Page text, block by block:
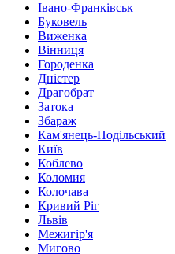
Івано-Франківськ
Буковель
Виженка
Вінниця
Городенка
Дністер
Драгобрат
Затока
Збараж
Кам'янець-Подільський
Київ
Коблево
Коломия
Колочава
Кривий Ріг
Львів
Межигір'я
Мигово